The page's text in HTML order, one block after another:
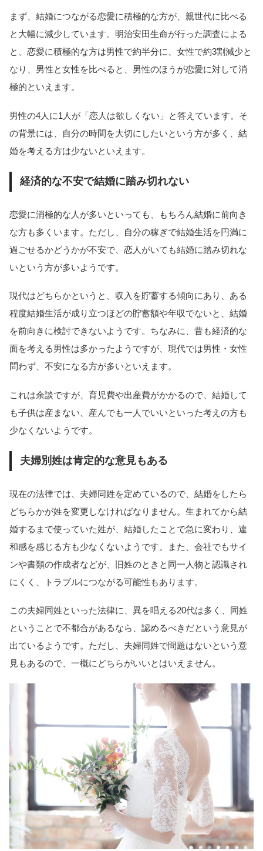
まず、結婚につながる恋愛に積極的な方が、親世代に比べる
と大幅に減少しています。明治安田生命が行った調査による
と、恋愛に積極的な方は男性で約半分に、女性で約3割減少と
なり、男性と女性を比べると、男性のほうが恋愛に対して消
極的といえます。
男性の4人に1人が「恋人は欲しくない」と答えています。そ
の背景には、自分の時間を大切にしたいという方が多く、結
婚を考える方は少ないといえます。
経済的な不安で結婚に踏み切れない
恋愛に消極的な人が多いといっても、もちろん結婚に前向き
な方も多くいます。ただし、自分の稼ぎで結婚生活を円満に
過ごせるかどうかが不安で、恋人がいても結婚に踏み切れな
いという方が多いようです。
現代はどちらかというと、収入を貯蓄する傾向にあり、ある
程度結婚生活が成り立つほどの貯蓄額や年収でないと、結婚
を前向きに検討できないようです。ちなみに、昔も経済的な
面を考える男性は多かったようですが、現代では男性・女性
問わず、不安になる方が多いといえます。
これは余談ですが、育児費や出産費がかかるので、結婚して
も子供は産まない、産んでも一人でいいといった考えの方も
少なくないようです。
夫婦別姓は肯定的な意見もある
現在の法律では、夫婦同姓を定めているので、結婚をしたら
どちらかが姓を変更しなければなりません。生まれてから結
婚するまで使っていた姓が、結婚したことで急に変わり、違
和感を感じる方も少なくないようです。また、会社でもサイ
ンや書類の作成者などが、旧姓のときと同一人物と認識され
にくく、トラブルにつながる可能性もあります。
この夫婦同姓といった法律に、異を唱える20代は多く、同姓
ということで不都合があるなら、認めるべきだという意見が
出ているようです。ただし、夫婦同姓で問題はないという意
見もあるので、一概にどちらがいいとはいえません。